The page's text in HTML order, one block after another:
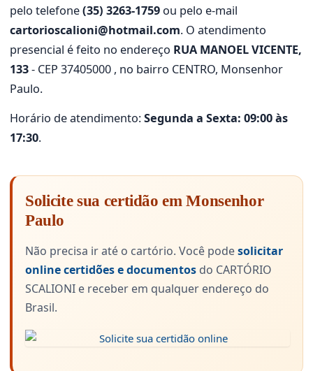
pelo telefone(35) 3263-1759 ou pelo e-mail
cartorioscalioni@hotmail.com. O atendimento
presencial é feito no endereço RUA MANOEL VICENTE,
133- CEP 37405000 , no bairro CENTRO, Monsenhor
Paulo.
Horário de atendimento:Segunda a Sexta: 09:00 às
17:30.
Solicite sua certidão em Monsenhor
Paulo
Não precisa ir até o cartório. Você podesolicitar
online certidões e documentos do CARTÓRIO
SCALIONI e receber em qualquer endereço do
Brasil.